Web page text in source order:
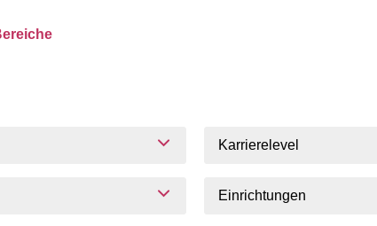
Karrierelevel
Einrichtungen